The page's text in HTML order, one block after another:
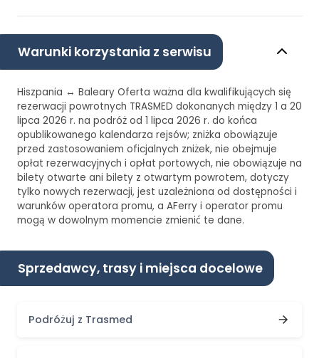
Warunki korzystania z serwisu
Hiszpania ↔ Baleary Oferta ważna dla kwalifikujących się
rezerwacji powrotnych TRASMED dokonanych między 1 a 20
lipca 2026 r. na podróż od 1 lipca 2026 r. do końca
opublikowanego kalendarza rejsów; zniżka obowiązuje
przed zastosowaniem oficjalnych zniżek, nie obejmuje
opłat rezerwacyjnych i opłat portowych, nie obowiązuje na
bilety otwarte ani bilety z otwartym powrotem, dotyczy
tylko nowych rezerwacji, jest uzależniona od dostępności i
warunków operatora promu, a AFerry i operator promu
mogą w dowolnym momencie zmienić te dane.
Sprzedawcy, trasy i miejsca docelowe
Podróżuj z Trasmed